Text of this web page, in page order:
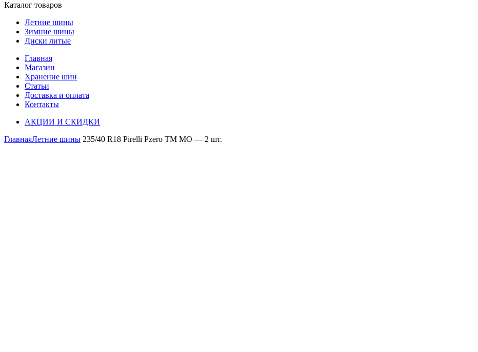
Каталог товаров
Летние шины
Зимние шины
Диски литые
Главная
Магазин
Хранение шин
Статьи
Доставка и оплата
Контакты
АКЦИИ И СКИДКИ
ГлавнаяЛетние шины 235/40 R18 Pirelli Pzero TM MO — 2 шт.